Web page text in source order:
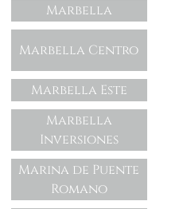
Marbella
Marbella Centro
Marbella Este
Marbella
Inversiones
Marina de Puente
Romano